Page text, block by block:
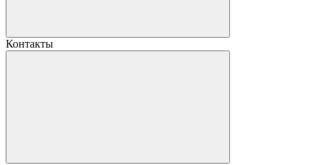
Контакты